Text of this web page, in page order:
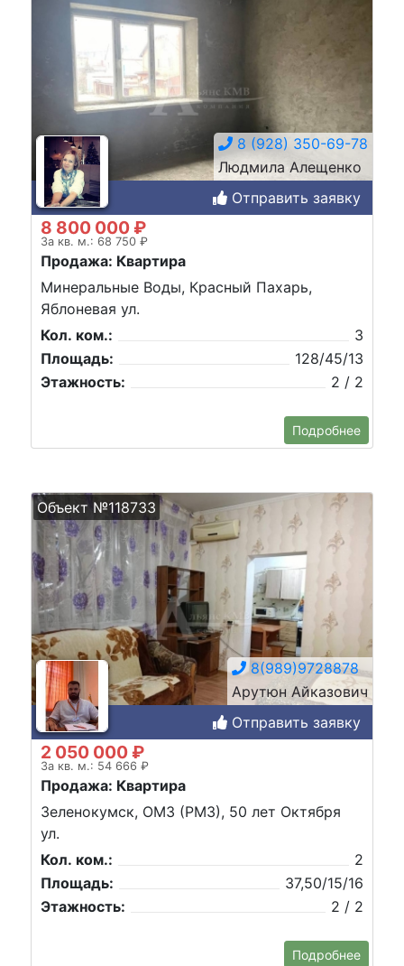
8 (928) 350-69-78
Людмила Алещенко
Отправить заявку
8 800 000 ₽
За кв. м.: 68 750 ₽
Продажа: Квартира
Минеральные Воды, Красный Пахарь,
Яблоневая ул.
Кол. ком.:
3
Площадь:
128/45/13
Этажность:
2 / 2
Подробнее
Объект №118733
8(989)9728878
Арутюн Айказович
Отправить заявку
2 050 000 ₽
За кв. м.: 54 666 ₽
Продажа: Квартира
Зеленокумск, ОМЗ (РМЗ), 50 лет Октября
ул.
Кол. ком.:
2
Площадь:
37,50/15/16
Этажность:
2 / 2
Подробнее